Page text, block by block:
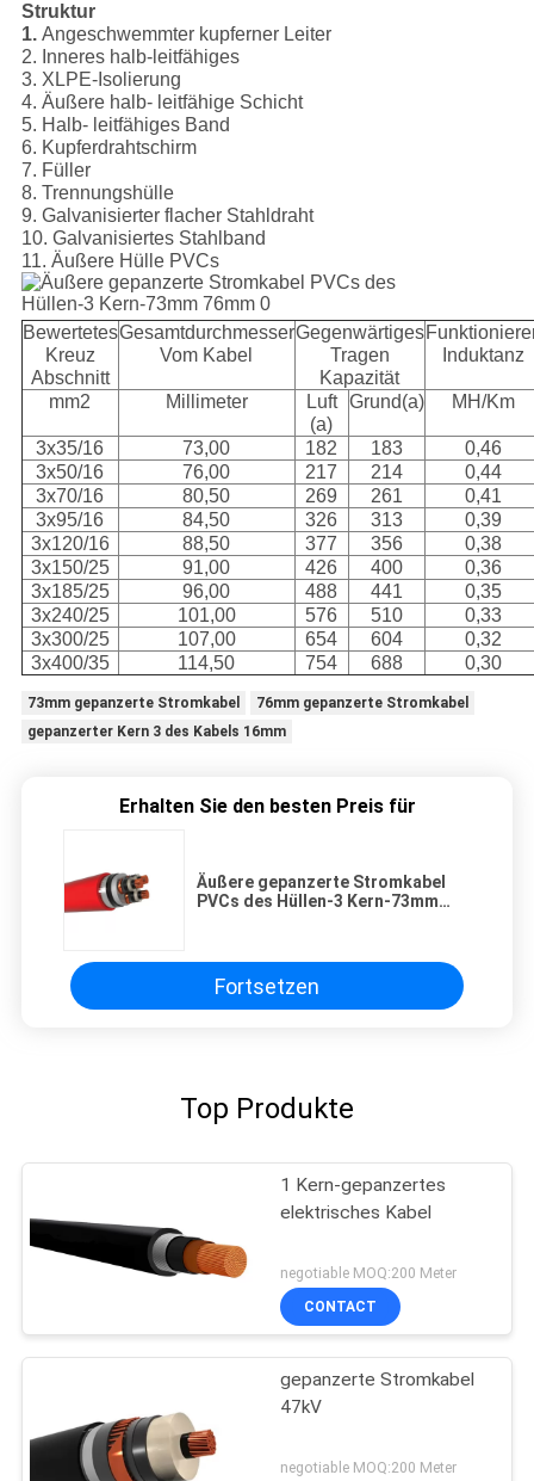
Struktur
1. Angeschwemmter kupferner Leiter
2. Inneres halb-leitfähiges
3. XLPE-Isolierung
4. Äußere halb- leitfähige Schicht
5. Halb- leitfähiges Band
6. Kupferdrahtschirm
7. Füller
8. Trennungshülle
9. Galvanisierter flacher Stahldraht
10. Galvanisiertes Stahlband
11. Äußere Hülle PVCs
Bewertetes
Kreuz
Abschnitt
Gesamtdurchmesser
Vom Kabel
Gegenwärtiges
Tragen
Kapazität
Induktanz
mm2 Millimeter
Luft
(a)
Grund(a) MH/Km
3x35/16 73,00 182 183
0,46
3x50/16
76,00 217 214
0,44
3x70/16
80,50 269 261
0,41
3x95/16
84,50 326 313
0,39
3x120/16
88,50 377 356
0,38
3x150/25
91,00 426 400
0,36
3x185/25
96,00 488 441
0,35
3x240/25
101,00 576 510
0,33
3x300/25
107,00 654 604
0,32
3x400/35
114,50 754 688 0,30
73mm gepanzerte Stromkabel
76mm gepanzerte Stromkabel
gepanzerter Kern 3 des Kabels 16mm
Erhalten Sie den besten Preis für
Äußere gepanzerte Stromkabel
PVCs des Hüllen-3 Kern-73mm
Fortsetzen
Top Produkte
1 Kern-gepanzertes
elektrisches Kabel
negotiable MOQ:200 Meter
CONTACT
gepanzerte Stromkabel
47kV
negotiable MOQ:200 Meter